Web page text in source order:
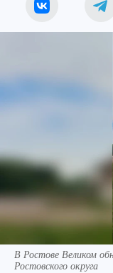
В Ростове Великом
Ростовского округа